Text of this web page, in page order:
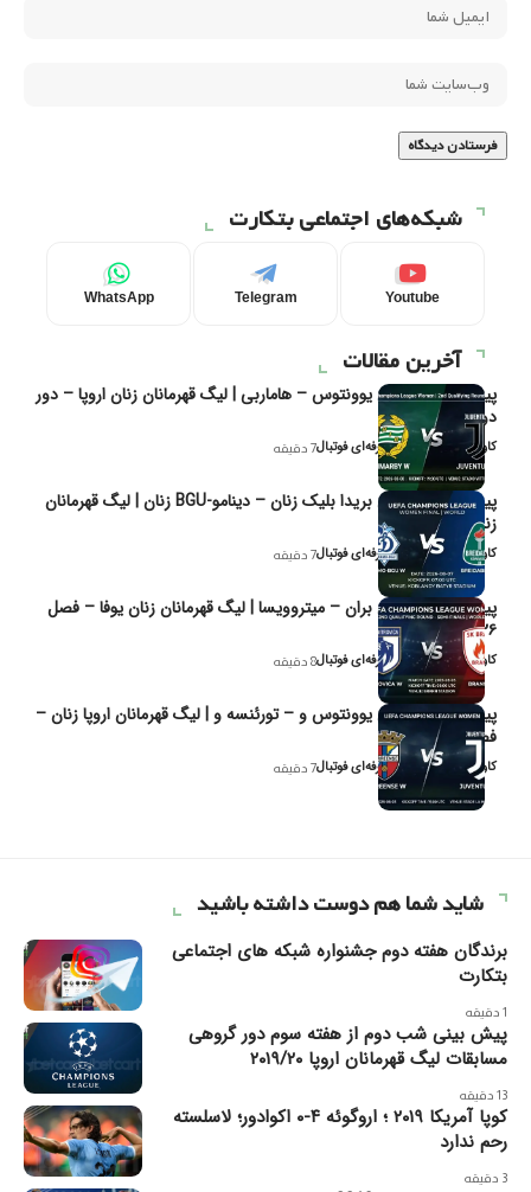
شبکه‌های اجتماعی بتکارت
Youtube
Telegram
WhatsApp
آخرین مقالات
پیش‌بینی و تحلیل یوونتوس – هاماربی | لیگ قهرمانان زنان اروپا – دور
دوم مرحله
کاوه نیک‌فر، تحلیل‌گر حرفه‌ای فوتبال7 دقیقه
پیش‌بینی و تحلیل بریدا بلیک زنان – دینامو-BGU زنان | لیگ قهرمانان
زنان یوفا
کاوه نیک‌فر، تحلیل‌گر حرفه‌ای فوتبال7 دقیقه
پیش‌بینی و تحلیل بران – میتروویسا | لیگ قهرمانان زنان یوفا – فصل
۲۰۲۶
کاوه نیک‌فر، تحلیل‌گر حرفه‌ای فوتبال8 دقیقه
پیش‌بینی و تحلیل یوونتوس و – تورئنسه و | لیگ قهرمانان اروپا زنان –
فصل ۲۰۲۶
کاوه نیک‌فر، تحلیل‌گر حرفه‌ای فوتبال7 دقیقه
شاید شما هم دوست داشته باشید
برندگان هفته دوم جشنواره شبکه های اجتماعی
بتکارت
1 دقیقه
پیش بینی شب دوم از هفته سوم دور گروهی
مسابقات لیگ قهرمانان اروپا ۲۰۱۹/۲۰
13 دقیقه
کوپا آمریکا ۲۰۱۹ ؛ اروگوئه ۴-۰ اکوادور؛ لاسلسته
رحم ندارد
3 دقیقه